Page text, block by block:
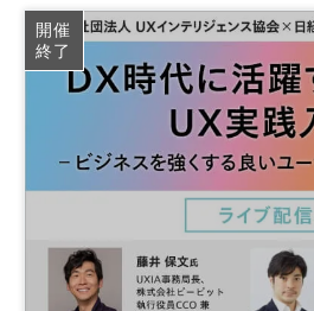
経営戦略 日経ビジネススクール
開催
終了